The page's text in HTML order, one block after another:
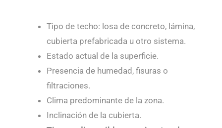
Tipo de techo: losa de concreto, lámina,
cubierta prefabricada u otro sistema.
Estado actual de la superficie.
Presencia de humedad, fisuras o
filtraciones.
Clima predominante de la zona.
Inclinación de la cubierta.